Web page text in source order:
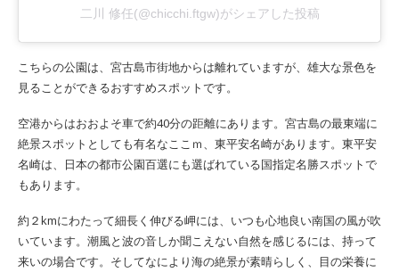
二川 修任(@chicchi.ftgw)がシェアした投稿
こちらの公園は、宮古島市街地からは離れていますが、雄大な景色を
見ることができるおすすめスポットです。
空港からはおおよそ車で約40分の距離にあります。宮古島の最東端に
絶景スポットとしても有名なここｍ、東平安名崎があります。東平安
名崎は、日本の都市公園百選にも選ばれている国指定名勝スポットで
もあります。
約２kmにわたって細長く伸びる岬には、いつも心地良い南国の風が吹
いています。潮風と波の音しか聞こえない自然を感じるには、持って
来いの場合です。そしてなにより海の絶景が素晴らしく、目の栄養に